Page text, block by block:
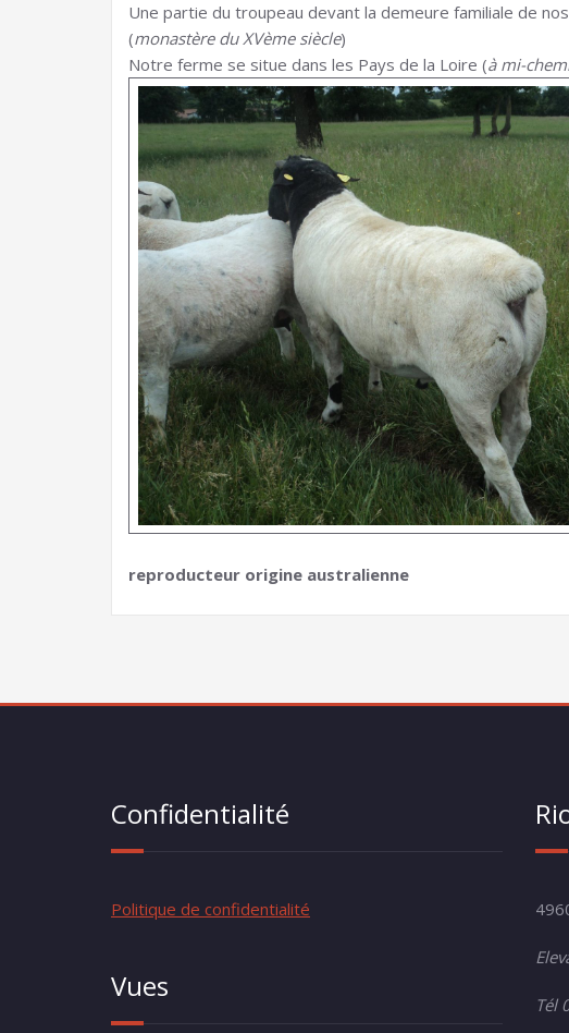
Une partie du troupeau devant la demeure familiale de
(monastère du XVème siècle)
Notre ferme se situe dans les Pays de la Loire (à mi-
reproducteur origine australienne
Confidentialité
Politique de confidentialité
Vues
Tél